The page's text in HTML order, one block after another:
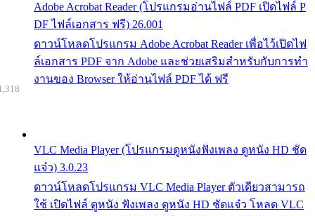
Adobe Acrobat Reader (โปรแกรมอ่านไฟล์ PDF เปิดไฟล์ P
DF ไฟล์เอกสาร ฟรี) 26.001
ดาวน์โหลดโปรแกรม Adobe Acrobat Reader เพื่อไว้เปิดไฟ
ล์เอกสาร PDF จาก Adobe และช่วยเสริมสำหรับกับการทำ
งานของ Browser ให้อ่านไฟล์ PDF ได้ ฟรี
VLC Media Player (โปรแกรมดูหนังฟังเพลง ดูหนัง HD ชัด
แจ๋ว) 3.0.23
ดาวน์โหลดโปรแกรม VLC Media Player ตัวเดียวสามารถ
ใช้ เปิดไฟล์ ดูหนัง ฟังเพลง ดูหนัง HD ชัดแจ๋ว โหลด VLC